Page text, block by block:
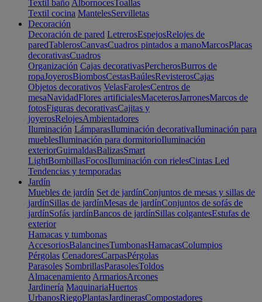
Textil baño AlbornocesToallas
Textil cocina MantelesServilletas
Decoración
Decoración de pared LetrerosEspejosRelojes de
paredTablerosCanvasCuadros pintados a manoMarcosPlacas
decorativasCuadros
Organización Cajas decorativasPercherosBurros de
ropaJoyerosBiombosCestasBaúlesRevisterosCajas
Objetos decorativos VelasFarolesCentros de
mesaNavidadFlores artificialesMaceterosJarronesMarcos de
fotosFiguras decorativasCajitas y
joyerosRelojesAmbientadores
Iluminación LámparasIluminación decorativaIluminación para
mueblesIluminación para dormitorioIluminación
exteriorGuirnaldasBalizasSmart
LightBombillasFocosIluminación con rielesCintas Led
Tendencias y temporadas
Jardín
Muebles de jardín Set de jardínConjuntos de mesas y sillas de
jardínSillas de jardínMesas de jardínConjuntos de sofás de
jardínSofás jardínBancos de jardínSillas colgantesEstufas de
exterior
Hamacas y tumbonas
AccesoriosBalancinesTumbonasHamacasColumpios
Pérgolas CenadoresCarpasPérgolas
Parasoles SombrillasParasolesToldos
Almacenamiento ArmariosArcones
Jardinería MaquinariaHuertos
UrbanosRiegoPlantasJardinerasCompostadores